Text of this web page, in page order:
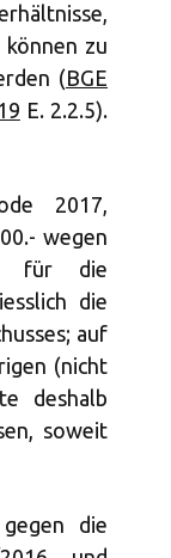
zu
(BGE
E. 2.2.5).
2017,
wegen
für die
die
auf
(nicht
deshalb
soweit
die